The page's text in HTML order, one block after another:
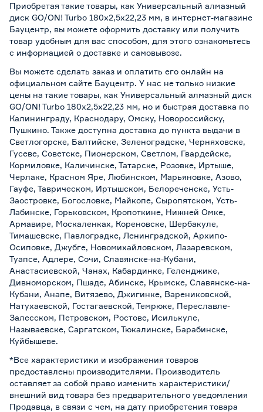
Приобретая такие товары, как Универсальный алмазный
диск GO/ON! Turbo 180x2,5x22,23 мм, в интернет-магазине
Бауцентр, вы можете оформить доставку или получить
товар удобным для вас способом, для этого ознакомьтесь
с информацией о доставке и самовывозе.
Вы можете сделать заказ и оплатить его онлайн на
официальном сайте Бауцентр. У нас не только низкие
цены на такие товары, как Универсальный алмазный диск
GO/ON! Turbo 180x2,5x22,23 мм, но и быстрая доставка по
Калининграду, Краснодару, Омску, Новороссийску,
Пушкино. Также доступна доставка до пункта выдачи в
Светлогорске, Балтийске, Зеленоградске, Черняховске,
Гусеве, Советске, Пионерском, Светлом, Гвардейске,
Кормиловке, Каличинске, Татарске, Розовке, Иртыше,
Черлаке, Красном Яре, Любинском, Марьяновке, Азово,
Гауфе, Таврическом, Иртышском, Белореченске, Усть-
Заостровке, Богословке, Майкопе, Сыропятском, Усть-
Лабинске, Горьковском, Кропоткине, Нижней Омке,
Армавире, Москаленках, Кореновске, Шербакуле,
Тимашевске, Павлоградке, Ленинградской, Архипо-
Осиповке, Джубге, Новомихайловском, Лазаревском,
Туапсе, Адлере, Сочи, Славянске-на-Кубани,
Анастасиевской, Чанах, Кабардинке, Геленджике,
Дивноморском, Пшаде, Абинске, Крымске, Славянске-на-
Кубани, Анапе, Витязево, Джигинке, Варениковской,
Натухаевской, Гостагаевской, Темрюке, Переславле-
Залесском, Петровском, Ростове, Исилькуле,
Называевске, Саргатском, Тюкалинске, Барабинске,
Куйбышеве.
*Все характеристики и изображения товаров
предоставлены производителями. Производитель
оставляет за собой право изменить характеристики/
внешний вид товара без предварительного уведомления
Продавца, в связи с чем, на дату приобретения товара